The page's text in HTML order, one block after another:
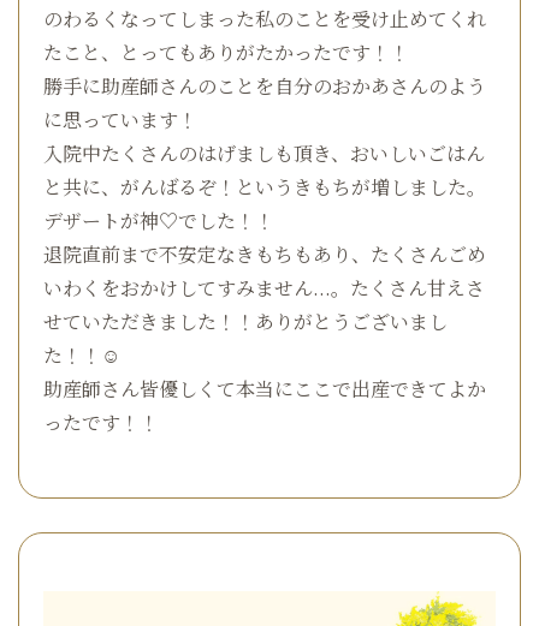
のわるくなってしまった私のことを受け止めてくれ
たこと、とってもありがたかったです！！
勝手に助産師さんのことを自分のおかあさんのよう
に思っています！
入院中たくさんのはげましも頂き、おいしいごはん
と共に、がんばるぞ！というきもちが増しました。
デザートが神♡でした！！
退院直前まで不安定なきもちもあり、たくさんごめ
いわくをおかけしてすみません...。たくさん甘えさ
せていただきました！！ありがとうございまし
た！！☺
助産師さん皆優しくて本当にここで出産できてよか
ったです！！